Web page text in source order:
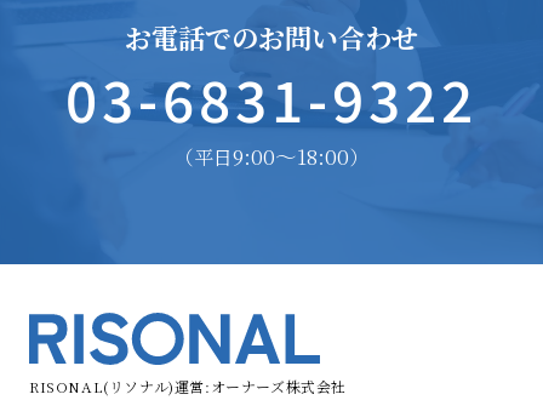
お電話でのお問い合わせ
03-6831-9322
（平日9:00〜18:00）
RISONAL(リソナル)運営:オーナーズ株式会社